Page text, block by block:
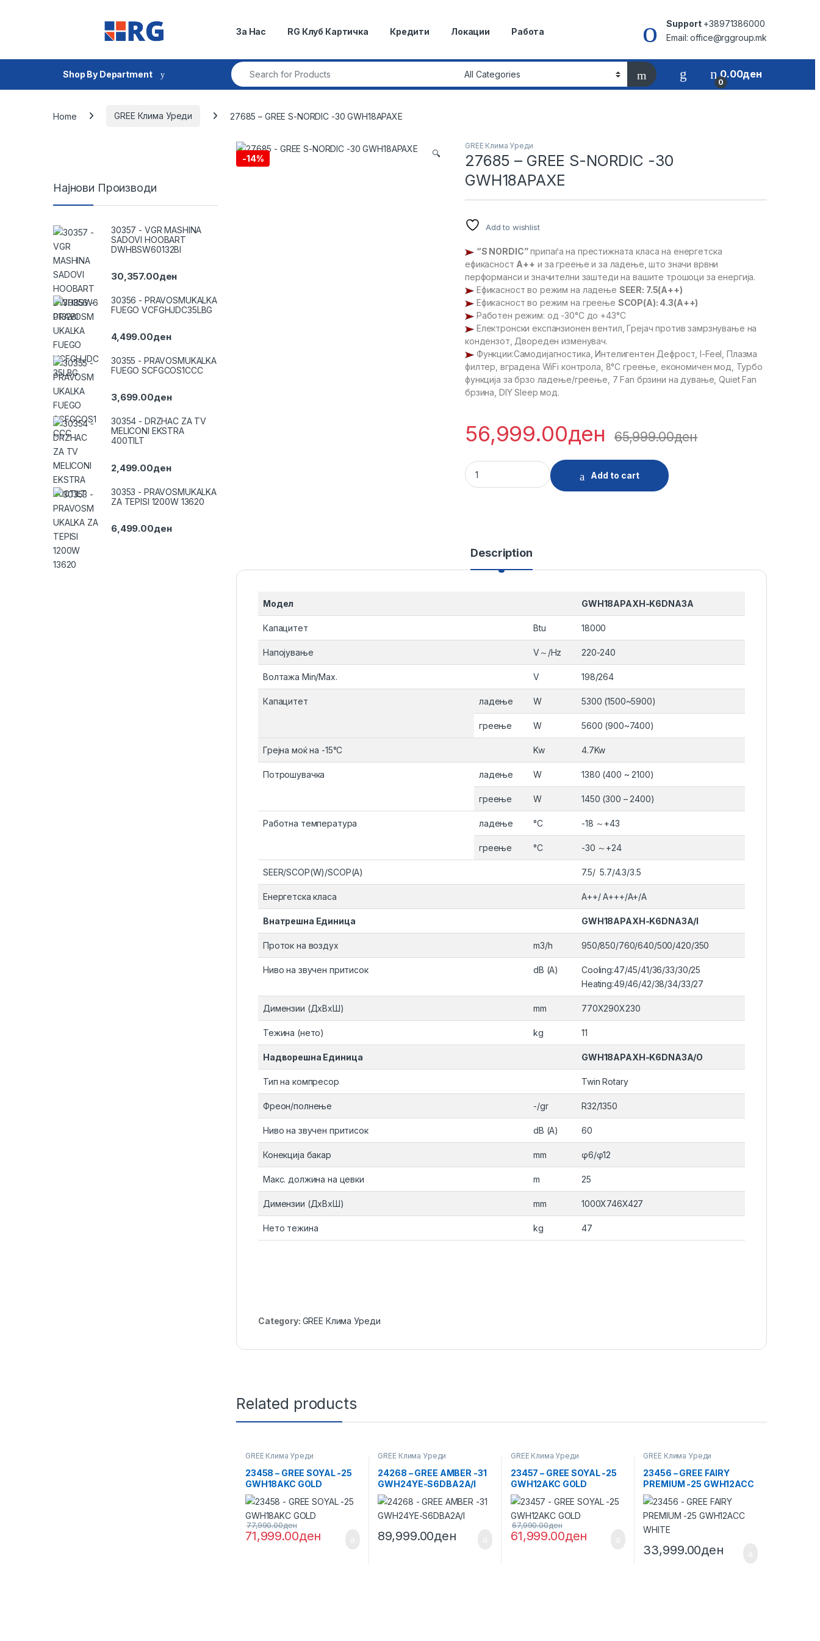
За Нас RG Клуб Картичка Кредити Локации Работа
Support+38971386000
Email: office@rggroup.mk
Shop By Department
Search for:
0
0.00ден
Home GREE Клима Уреди 27685 – GREE S-NORDIC -30 GWH18APAXE
-14% 🔍
GREE Клима Уреди
27685 – GREE S-NORDIC -30
GWH18APAXE
Add to wishlist
“S NORDIC”припаѓа на престижната класа на енергетска
ефикасност А++ и за греење и за ладење, што значи врвни
перформанси и значителни заштеди на вашите трошоци за енергија.
Eфикасност во режим на ладење SEER: 7.5(A++)
Eфикасност во режим на греење SCOP(А): 4.3(A++)
Работен режим: од -30°С до +43°С
Eлектронски експанзионен вентил, Грејач против замрзнување на
кондензот, Двореден изменувач.
Функции:Самодијагностика, Интелигентен Дефрост, I-Feel, Плазма
филтер, вградена WiFi контрола, 8°С греење, економичен мод, Турбо
функција за брзо ладење/греење, 7 Fan брзини на дување, Quiet Fan
брзина, DIY Sleep мод.
56,999.00ден 65,999.00ден
27685 - GREE S-NORDIC -30 GWH18APAXE quantity
Add to cart
Description
Модел GWH18APAXH-K6DNA3A
Капацитет Btu 18000
Напојување V～/Hz 220-240
Волтажа Min/Max. V 198/264
Капацитет ладење W 5300 (1500~5900)
греење W 5600 (900~7400)
Грејна моќ на -15°C Kw 4.7Kw
Потрошувачка ладење W 1380 (400 ~ 2100)
греење W 1450 (300 – 2400)
Работна температура ладење °C -18 ～+43
греење °C -30 ～+24
SEER/SCOP(W)/SCOP(A) 7.5/ 5.7/4.3/3.5
Енергетска класа A++/ A+++/A+/A
Внатрешна Единица GWH18APAXH-K6DNA3A/I
Проток на воздух m3/h 950/850/760/640/500/420/350
Ниво на звучен притисок dB (A)
Cooling:47/45/41/36/33/30/25
Heating:49/46/42/38/34/33/27
Димензии (ДxВxШ) mm 770X290X230
Тежина (нето) kg 11
Надворешна Единица GWH18APAXH-K6DNA3A/O
Тип на компресор Twin Rotary
Фреон/полнење -/gr R32/1350
Ниво на звучен притисок dB (A) 60
Конекција бакар mm φ6/φ12
Макс. должина на цевки m 25
Димензии (ДxВxШ) mm 1000X746X427
Нето тежина kg 47
Category: GREE Клима Уреди
Related products
GREE Клима Уреди
23458 – GREE SOYAL -25
GWH18AKC GOLD
71,999.00ден
77,990.00ден
GREE Клима Уреди
24268 – GREE AMBER -31
GWH24YE-S6DBA2A/I
89,999.00ден
GREE Клима Уреди
23457 – GREE SOYAL -25
GWH12AKC GOLD
61,999.00ден
67,990.00ден
GREE Клима Уреди
23456 – GREE FAIRY
PREMIUM -25 GWH12ACC
WHITE
33,999.00ден
Најнови Производи
30357 - VGR MASHINA
SADOVI HOOBART
DWHBSW60132BI
30,357.00ден
30356 - PRAVOSMUKALKA
FUEGO VCFGHJDC35LBG
4,499.00ден
30355 - PRAVOSMUKALKA
FUEGO SCFGCOS1CCC
3,699.00ден
30354 - DRZHAC ZA TV
MELICONI EKSTRA
400TILT
2,499.00ден
30353 - PRAVOSMUKALKA
ZA TEPISI 1200W 13620
6,499.00ден